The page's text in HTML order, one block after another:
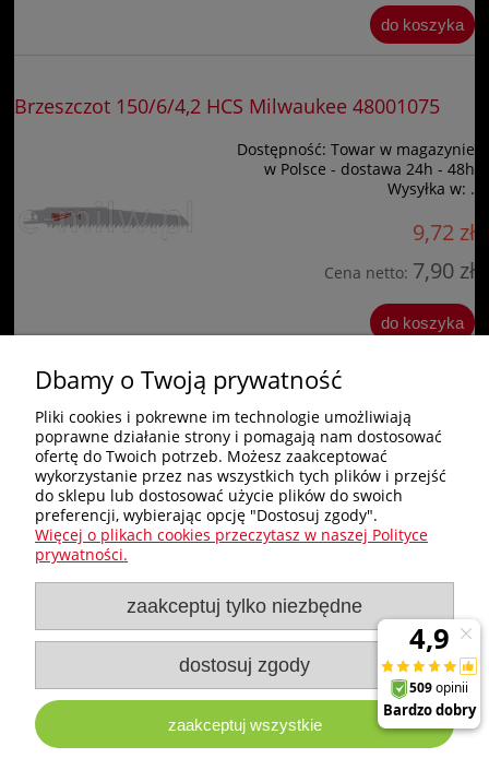
do koszyka
Brzeszczot 150/6/4,2 HCS Milwaukee 48001075
Dostępność: Towar w magazynie
w Polsce - dostawa 24h - 48h
Wysyłka w: .
9,72 zł
Cena netto: 7,90 zł
do koszyka
Zakupy
Pomoc
Moje konto
Informacje
e-milw.pl
- Platforma Dystrybucyjna Narzędzi i Akcesoriów
Milwaukee
Dbamy o Twoją prywatność
Pliki cookies i pokrewne im technologie umożliwiają
poprawne działanie strony i pomagają nam dostosować
ofertę do Twoich potrzeb. Możesz zaakceptować
wykorzystanie przez nas wszystkich tych plików i przejść
do sklepu lub dostosować użycie plików do swoich
preferencji, wybierając opcję "Dostosuj zgody".
Więcej o plikach cookies przeczytasz w naszej Polityce
prywatności.
zaakceptuj tylko niezbędne
dostosuj zgody
zaakceptuj wszystkie